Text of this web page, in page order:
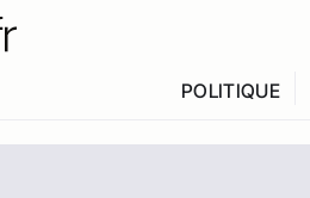
POLITIQUE